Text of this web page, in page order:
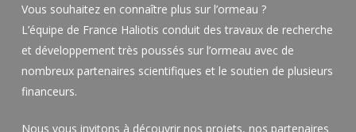
Vous souhaitez en connaître plus sur l’ormeau ?
L’équipe de France Haliotis conduit des travaux de recherche
et développement très poussés sur l’ormeau avec de
nombreux partenaires scientifiques et le soutien de plusieurs
financeurs.
Nous vous invitons à découvrir nos projets, nos partenaires